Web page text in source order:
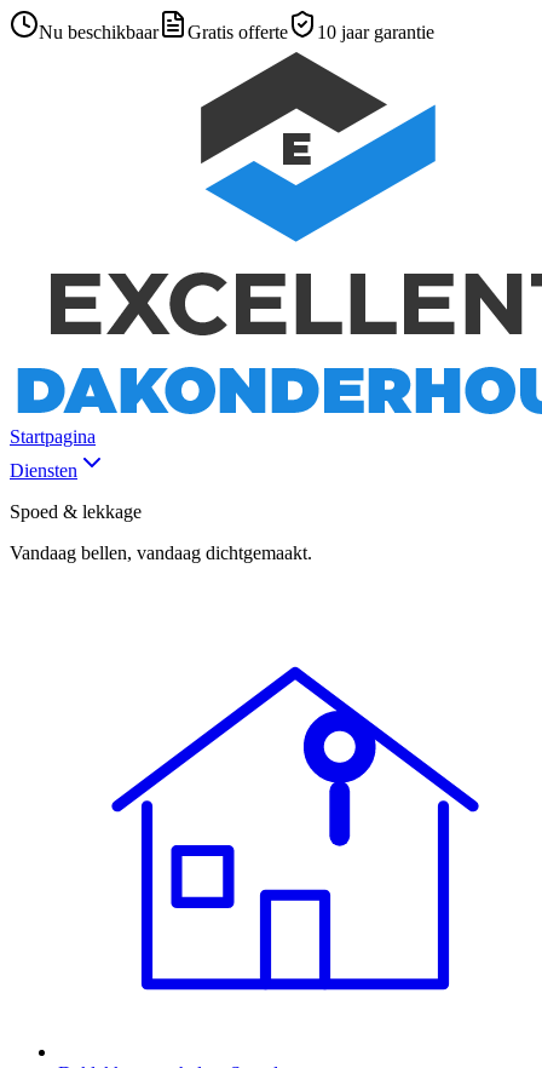
Nu beschikbaar Gratis offerte 10 jaar garantie
Startpagina
Diensten
Spoed & lekkage
Vandaag bellen, vandaag dichtgemaakt.